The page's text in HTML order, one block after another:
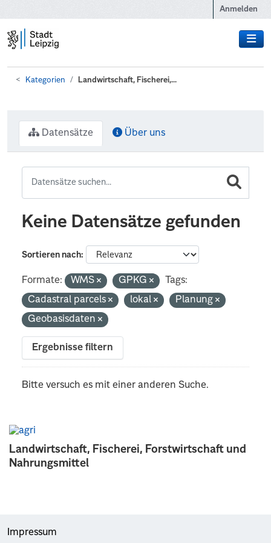
Anmelden
Kategorien Landwirtschaft, Fischerei,...
Landwirtschaft, Fischerei, Forstwirtschaft und
Nahrungsmittel
Datensätze Über uns
Keine Datensätze gefunden
Sortieren nach
Formate: WMS GPKG
Tags:
Cadastral parcels
lokal
Planung
Geobasisdaten
Ergebnisse filtern
Bitte versuch es mit einer anderen Suche.
Impressum